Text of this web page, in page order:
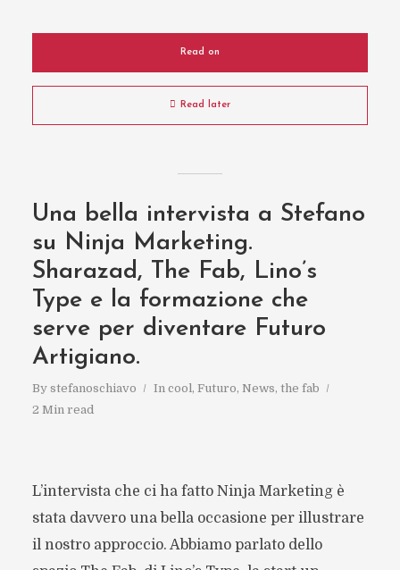
Read on
Read later
Una bella intervista a Stefano
su Ninja Marketing.
Sharazad, The Fab, Lino’s
Type e la formazione che
serve per diventare Futuro
Artigiano.
By stefanoschiavo In cool, Futuro, News, the fab
2 Min read
L’intervista che ci ha fatto Ninja Marketing è
stata davvero una bella occasione per illustrare
il nostro approccio. Abbiamo parlato dello